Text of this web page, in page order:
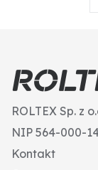
ROLTEX Sp. z
NIP 564-000-
Kontakt